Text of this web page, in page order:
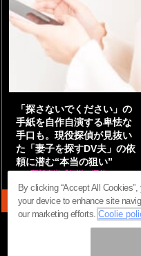
「探さないでください」の
手紙を自作自演する卑怯な
手口も。現役探偵が見抜い
た「妻子を探すDV夫」の依
頼に潜む“本当の狙い”
by 阿部泰尚『伝説の探偵』
By clicking “Accept All
your device to enhance site
our marketing efforts.Coolie